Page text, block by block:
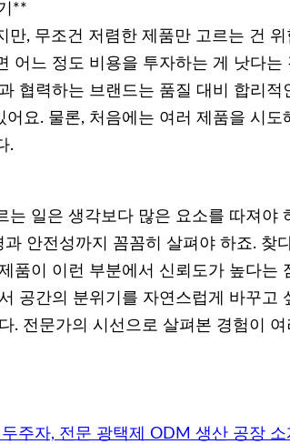
**
만, 무조건 저렴한 제품만 고르는 건 위
어느 정도 비용을 투자하는 게 낫다는
협력하는 브랜드는 품질 대비 합리적
요. 물론, 처음에는 여러 제품을 시도
.
는 일은 생각보다 많은 요소를 따져야
안전성까지 꼼꼼히 살펴야 하죠. 찾
품이 이런 부분에서 신뢰도가 높다는
공간의 분위기를 자연스럽게 바꾸고
. 전문가의 시선으로 살펴본 경험이
주자, 전문 광택제 ODM 생산 공장 소